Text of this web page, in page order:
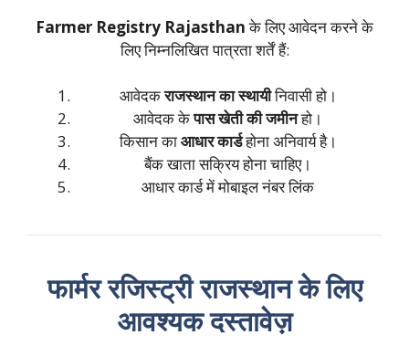
Farmer Registry Rajasthanके लिए आवेदन करने के
लिए निम्नलिखित पात्रता शर्तें हैं:
आवेदकराजस्थान का स्थायीनिवासी हो।
आवेदक केपास खेती की जमीनहो।
किसान काआधार कार्डहोना अनिवार्य है।
बैंक खाता सक्रिय होना चाहिए।
आधार कार्ड में मोबाइल नंबर लिंक
फार्मर रजिस्ट्री राजस्थान के लिए
आवश्यक दस्तावेज़